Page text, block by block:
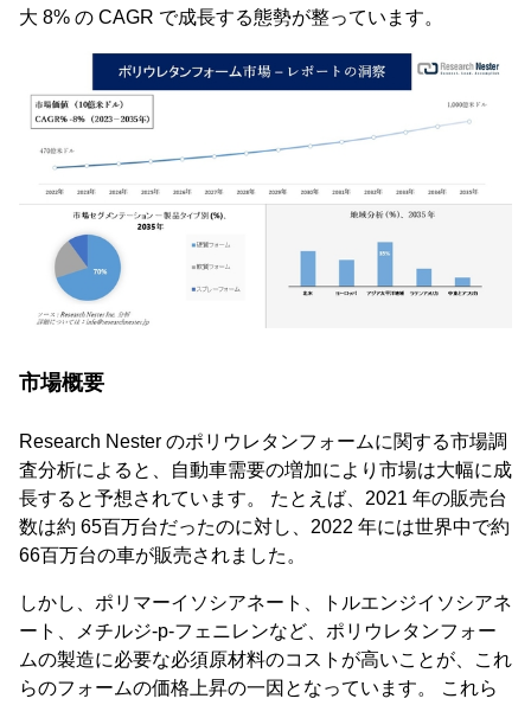
大 8% の CAGR で成長する態勢が整っています。
市場概要
Research Nester のポリウレタンフォームに関する市場調
査分析によると、自動車需要の増加により市場は大幅に成
長すると予想されています。 たとえば、2021 年の販売台
数は約 65百万台だったのに対し、2022 年には世界中で約
66百万台の車が販売されました。
しかし、ポリマーイソシアネート、トルエンジイソシアネ
ート、メチルジ-p-フェニレンなど、ポリウレタンフォー
ムの製造に必要な必須原材料のコストが高いことが、これ
らのフォームの価格上昇の一因となっています。 これら